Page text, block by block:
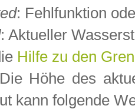
: Fehlfunktion
: Aktueller
Hilfe zu den
Höhe des
kann folgende